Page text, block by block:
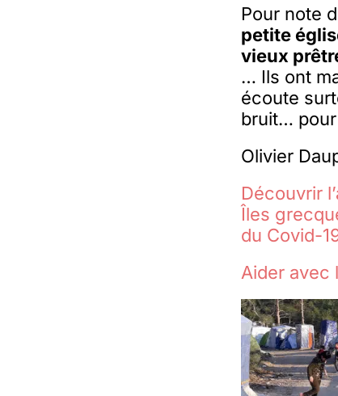
Pour note
petite
vieux
… Ils ont
écoute
bruit… pour
Olivier
Découvrir
Îles
du Covid-
Aider avec